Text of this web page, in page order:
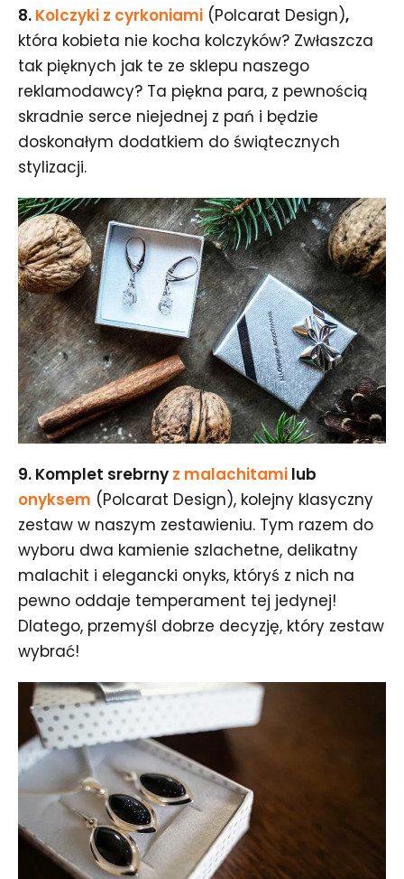
8. Kolczyki z cyrkoniami (Polcarat Design),
która kobieta nie kocha kolczyków? Zwłaszcza
tak pięknych jak te ze sklepu naszego
reklamodawcy? Ta piękna para, z pewnością
skradnie serce niejednej z pań i będzie
doskonałym dodatkiem do świątecznych
stylizacji.
9. Komplet srebrny z malachitami lub
onyksem (Polcarat Design), kolejny klasyczny
zestaw w naszym zestawieniu. Tym razem do
wyboru dwa kamienie szlachetne, delikatny
malachit i elegancki onyks, któryś z nich na
pewno oddaje temperament tej jedynej!
Dlatego, przemyśl dobrze decyzję, który zestaw
wybrać!